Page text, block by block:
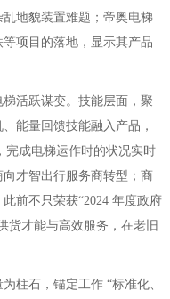
地貌装置难题；帝奥电梯
项目的落地，显示其产品
活跃谋变。技能层面，聚
能量回馈技能融入产品，
完成电梯运作时的状况实时
才智出行服务商转型；商
前不只荣获“2024 年度政府
货才能与高效服务，在老旧
石，锚定工作 “标准化、